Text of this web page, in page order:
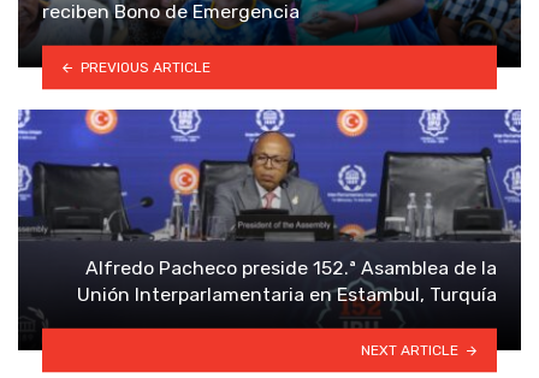
reciben Bono de Emergencia
PREVIOUS ARTICLE
Alfredo Pacheco preside 152.ª Asamblea de la
Unión Interparlamentaria en Estambul, Turquía
NEXT ARTICLE